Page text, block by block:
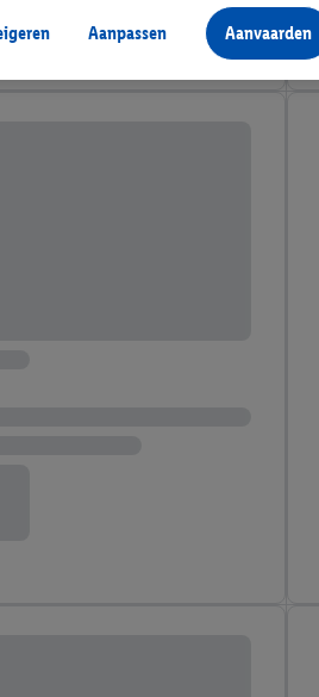
d.w.z. advertenties voor producten waarin
winkelmandje toe te voegen, maar het
worden weergegeven als er met behulp
Aanpassen Aanvaarden